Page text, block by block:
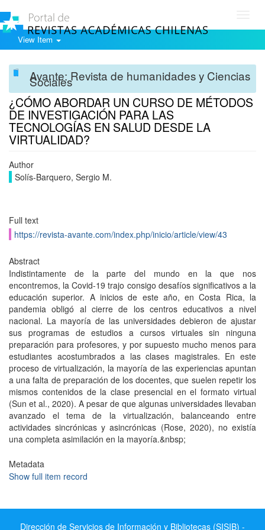
View Item
Avante: Revista de humanidades y Ciencias
Sociales
¿CÓMO ABORDAR UN CURSO DE MÉTODOS
DE INVESTIGACIÓN PARA LAS
TECNOLOGÍAS EN SALUD DESDE LA
VIRTUALIDAD?
Author
Solís-Barquero, Sergio M.
Full text
https://revista-avante.com/index.php/inicio/article/view/43
Abstract
Indistintamente de la parte del mundo en la que nos
encontremos, la Covid-19 trajo consigo desafíos significativos a la
educación superior. A inicios de este año, en Costa Rica, la
pandemia obligó al cierre de los centros educativos a nivel
nacional. La mayoría de las universidades debieron de ajustar
sus programas de estudios a cursos virtuales sin ninguna
preparación para profesores, y por supuesto mucho menos para
estudiantes acostumbrados a las clases magistrales. En este
proceso de virtualización, la mayoría de las experiencias apuntan
a una falta de preparación de los docentes, que suelen repetir los
mismos contenidos de la clase presencial en el formato virtual
(Sun et al., 2020). A pesar de que algunas universidades llevaban
avanzado el tema de la virtualización, balanceando entre
actividades sincrónicas y asincrónicas (Rose, 2020), no existía
una completa asimilación en la mayoría.&nbsp;
Metadata
Show full item record
Dirección de Servicios de Información y Bibliotecas (SISIB) -